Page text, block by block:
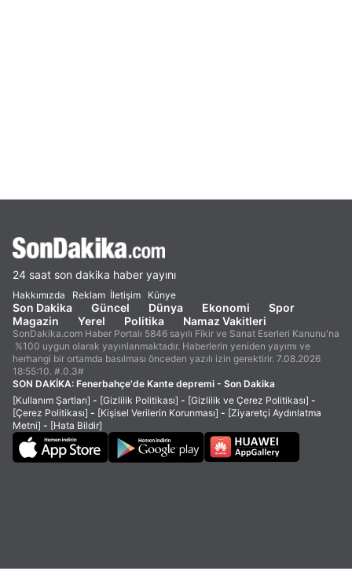
24 saat son dakika haber yayını
Hakkımızda Reklam İletişim Künye
Son Dakika Güncel Dünya Ekonomi
Spor
Magazin
Yerel Politika Namaz Vakitleri
SonDakika.com Haber Portalı 5846 sayılı Fikir ve Sanat Eserleri Kanunu'na
%100 uygun olarak yayınlanmaktadır. Haberlerin yeniden yayımı ve
herhangi bir ortamda basılması önceden yazılı izin gerektirir. 7.08.2026
18:55:10. #.0.3#
SON DAKİKA: Fenerbahçe'de Kante depremi - Son Dakika
[Kullanım Şartları] - [Gizlilik Politikası] - [Gizlilik ve Çerez Politikası] -
[Çerez Politikası] - [Kişisel Verilerin Korunması] - [Ziyaretçi Aydınlatma
Metni] - [Hata Bildir]